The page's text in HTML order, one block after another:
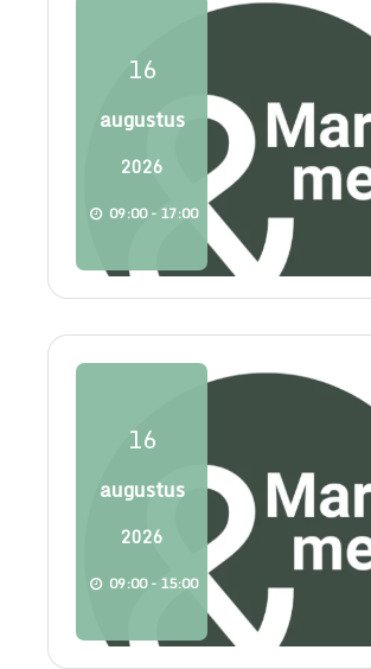
16
augustus
2026
09:00 - 17:00
16
augustus
2026
09:00 - 15:00